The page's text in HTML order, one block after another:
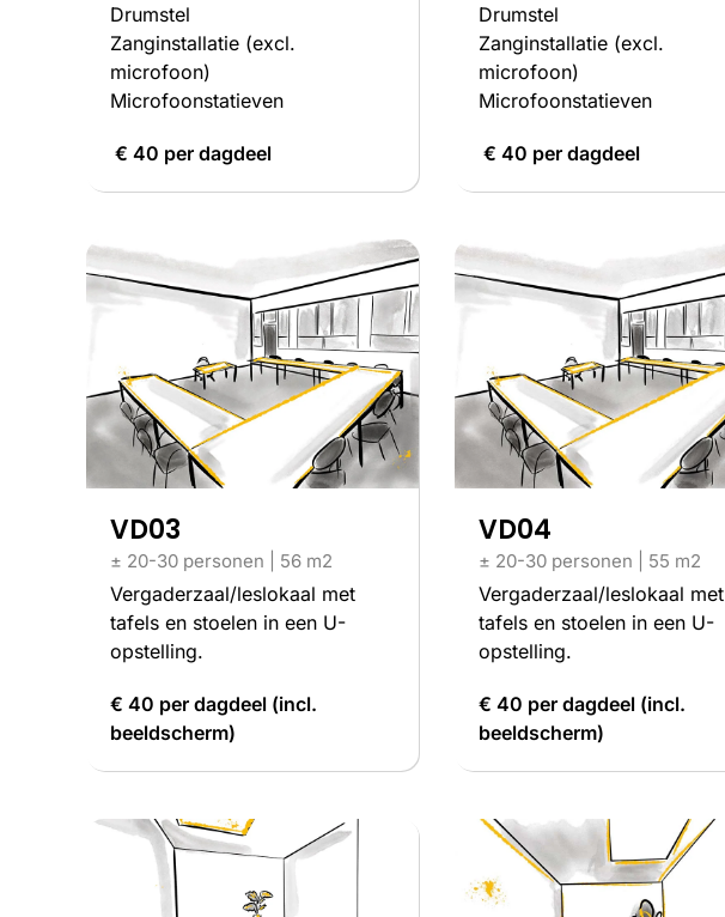
Drumstel
Zanginstallatie (excl.
microfoon)
Microfoonstatieven
€ 40 per dagdeel
Drumstel
Zanginstallatie (excl.
microfoon)
Microfoonstatieven
€ 40 per dagdeel
VD03
± 20-30 personen | 56 m2
Vergaderzaal/leslokaal met
tafels en stoelen in een U-
opstelling.
€ 40 per dagdeel (incl.
beeldscherm)
VD04
± 20-30 personen | 55 m2
Vergaderzaal/leslokaal met
tafels en stoelen in een U-
opstelling.
€ 40 per dagdeel (incl.
beeldscherm)